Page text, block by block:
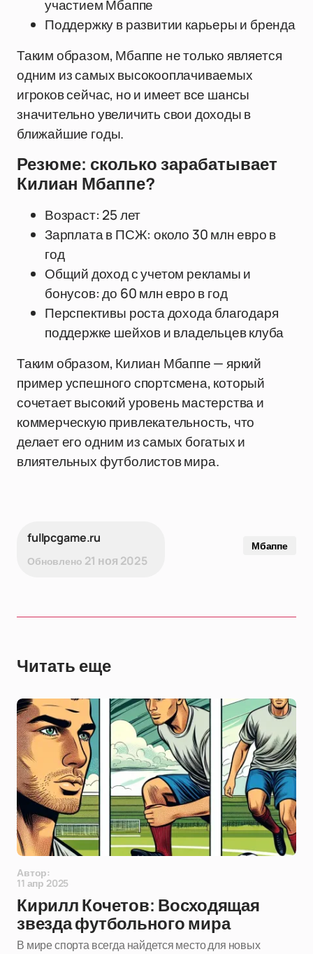
участием Мбаппе
Поддержку в развитии карьеры и бренда
Таким образом, Мбаппе не только является
одним из самых высокооплачиваемых
игроков сейчас, но и имеет все шансы
значительно увеличить свои доходы в
ближайшие годы.
Резюме: сколько зарабатывает
Килиан Мбаппе?
Возраст: 25 лет
Зарплата в ПСЖ: около 30 млн евро в
год
Общий доход с учетом рекламы и
бонусов: до 60 млн евро в год
Перспективы роста дохода благодаря
поддержке шейхов и владельцев клуба
Таким образом, Килиан Мбаппе — яркий
пример успешного спортсмена, который
сочетает высокий уровень мастерства и
коммерческую привлекательность, что
делает его одним из самых богатых и
влиятельных футболистов мира.
fullpcgame.ru
Обновлено 21 ноя 2025
Мбаппе
Читать еще
Автор:
11 апр 2025
Кирилл Кочетов: Восходящая
звезда футбольного мира
В мире спорта всегда найдется место для новых